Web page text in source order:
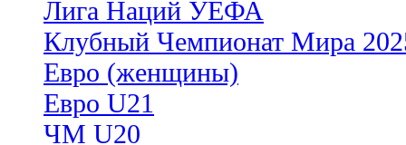
Лига Наций УЕФА
Клубный Чемпионат Мира
Евро (женщины)
Евро U21
ЧМ U20